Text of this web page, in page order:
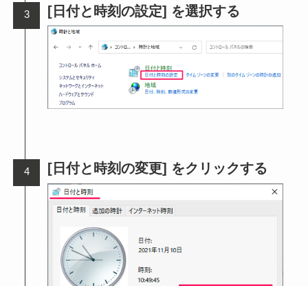
[日付と時刻の設定] を選択する
[日付と時刻の変更] をクリックする